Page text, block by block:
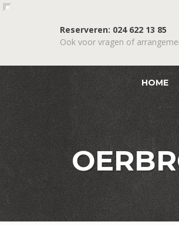
Reserveren: 024 622 13 85
Ook voor vragen of
HOME